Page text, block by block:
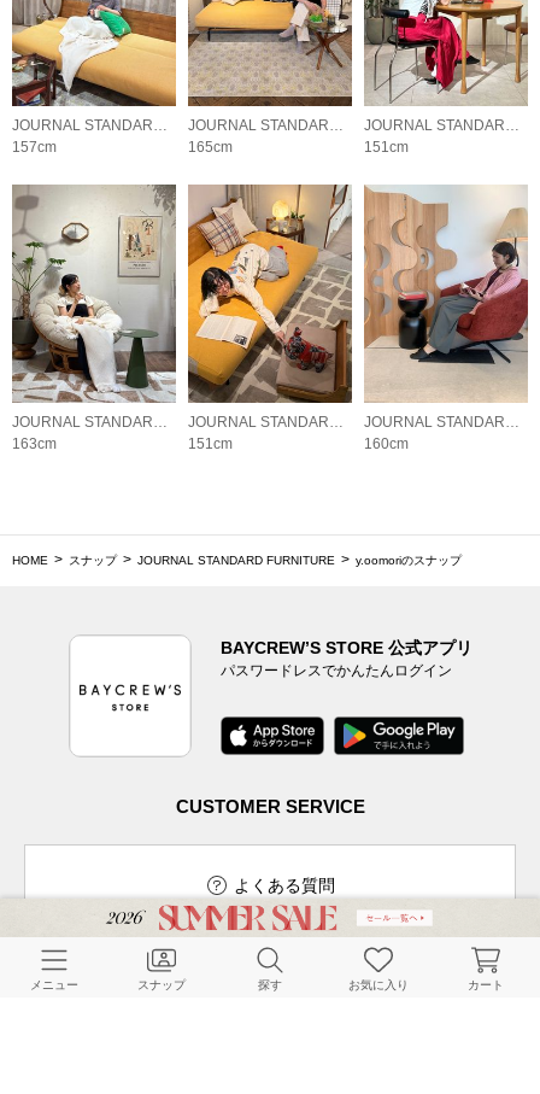
JOURNAL STANDARD FURNITURE
157cm
JOURNAL STANDARD FURNITURE
165cm
JOURNAL STANDARD FURNITURE
151cm
JOURNAL STANDARD FURNITURE
163cm
JOURNAL STANDARD FURNITURE
151cm
JOURNAL STANDARD FURNITURE
160cm
HOME スナップ JOURNAL STANDARD FURNITURE y.oomoriのスナップ
BAYCREW’S STORE 公式アプリ
パスワードレスでかんたんログイン
CUSTOMER SERVICE
よくある質問
メニュー スナップ 探す お気に入り カート